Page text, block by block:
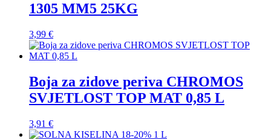
1305 MM5 25KG
3,99 €
Boja za zidove periva CHROMOS
SVJETLOST TOP MAT 0,85 L
3,91 €